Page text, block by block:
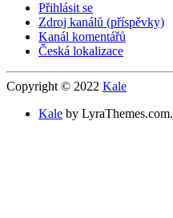
Přihlásit se
Zdroj kanálů (příspěvky)
Kanál komentářů
Česká lokalizace
Copyright © 2022 Kale
Kale by LyraThemes.com.